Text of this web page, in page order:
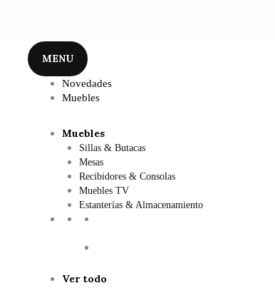
MENU
Novedades
Muebles
Muebles
Sillas & Butacas
Mesas
Recibidores & Consolas
Muebles TV
Estanterías & Almacenamiento
Ver todo